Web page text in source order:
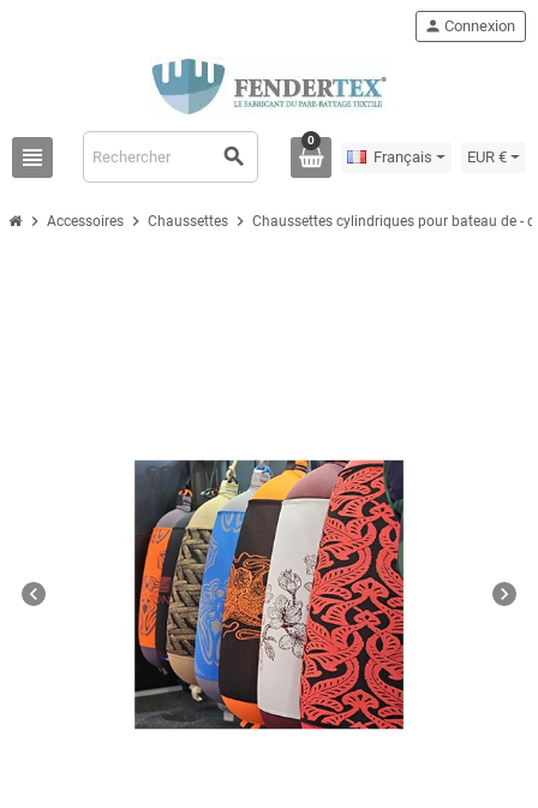
view_headline search
person Connexion
0
Français EUR €
chevron_right Accessoires chevron_right Chaussettes chevron_right Chaussettes cylindriques pour bateau de -
chevron_left chevron_right